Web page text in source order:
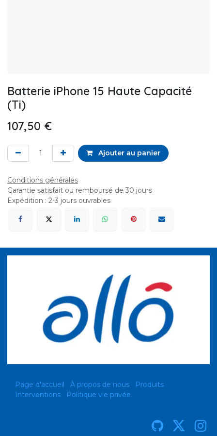
Batterie iPhone 15 Haute Capacité
(Ti)
107,50 €
Ajouter au panier
Conditions générales
Garantie satisfait ou remboursé de 30 jours
Expédition : 2-3 jours ouvrables
Page d'accueil À propos de nous
Produits
Interventions
Politique vie privée